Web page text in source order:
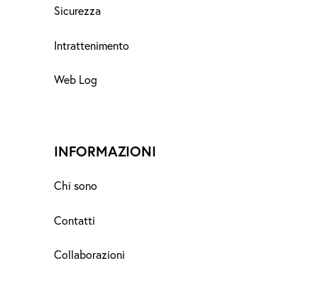
Sicurezza
Intrattenimento
Web Log
INFORMAZIONI
Chi sono
Contatti
Collaborazioni